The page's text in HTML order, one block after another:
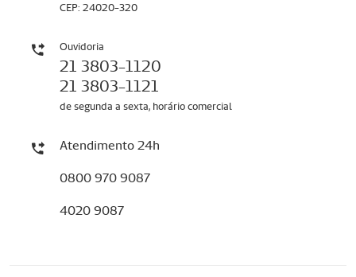
CEP: 24020-320
Ouvidoria
21 3803-1120
21 3803-1121
de segunda a sexta, horário comercial
Atendimento 24h
0800 970 9087
4020 9087